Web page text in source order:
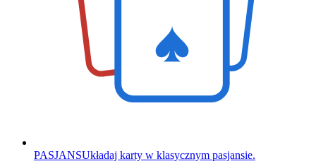
PASJANSUkładaj karty w klasycznym pasjansie.